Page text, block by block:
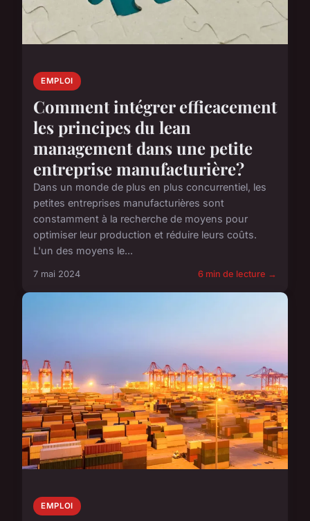
EMPLOI
Comment intégrer efficacement
les principes du lean
management dans une petite
entreprise manufacturière?
Dans un monde de plus en plus concurrentiel, les
petites entreprises manufacturières sont
constamment à la recherche de moyens pour
optimiser leur production et réduire leurs coûts.
L'un des moyens le...
7 mai 2024 6 min de lecture →
EMPLOI